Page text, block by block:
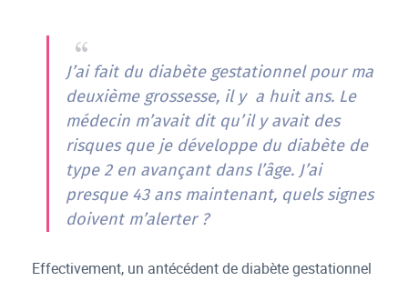
J’ai fait du diabète gestationnel pour ma
deuxième grossesse, il y a huit ans. Le
médecin m’avait dit qu’il y avait des
risques que je développe du diabète de
type 2 en avançant dans l’âge. J’ai
presque 43 ans maintenant, quels signes
doivent m’alerter ?
Effectivement, un antécédent de diabète gestationnel